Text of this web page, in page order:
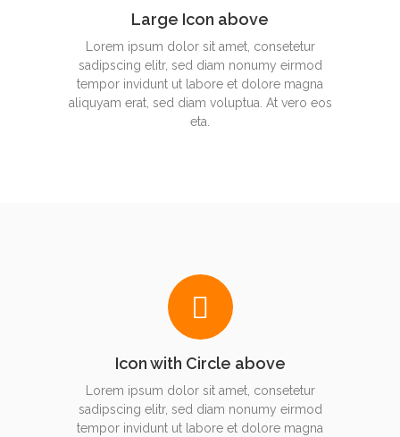
Large Icon above
Lorem ipsum dolor sit amet, consetetur
sadipscing elitr, sed diam nonumy eirmod
tempor invidunt ut labore et dolore magna
aliquyam erat, sed diam voluptua. At vero eos
eta.
Icon with Circle above
Lorem ipsum dolor sit amet, consetetur
sadipscing elitr, sed diam nonumy eirmod
tempor invidunt ut labore et dolore magna